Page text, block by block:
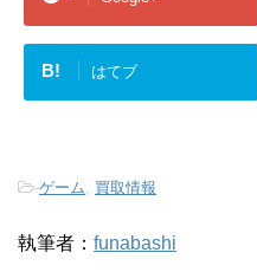
B! はてブ
-ゲーム 買取情報
執筆者： funabashi